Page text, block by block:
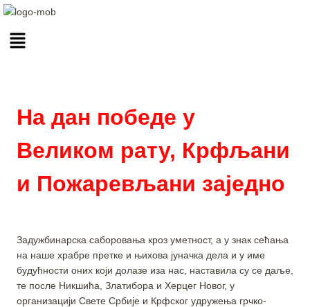
На дан победе у
Великом рату, Крфљани
и Пожаревљани заједно
Задужбинарска саборовања кроз уметност, а у знак сећања
на наше храбре претке и њихова јуначка дела и у име
будућности оних који долазе иза нас, наставила су се даље,
те после Никшића, Златибора и Херцег Новог, у
организацији Свете Србије и Крфског удружења грчко-